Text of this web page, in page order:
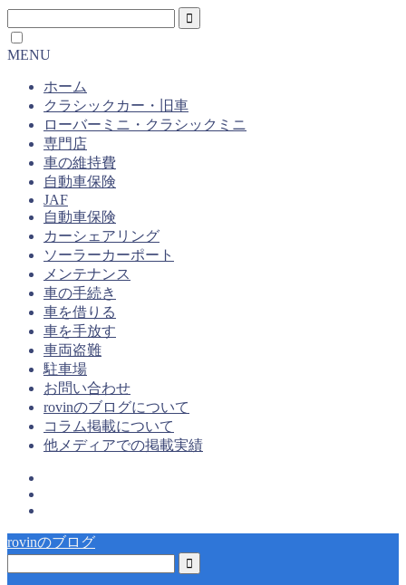
MENU
ホーム
クラシックカー・旧車
ローバーミニ・クラシックミニ
専門店
車の維持費
自動車保険
JAF
自動車保険
カーシェアリング
ソーラーカーポート
メンテナンス
車の手続き
車を借りる
車を手放す
車両盗難
駐車場
お問い合わせ
rovinのブログについて
コラム掲載について
他メディアでの掲載実績
rovinのブログ